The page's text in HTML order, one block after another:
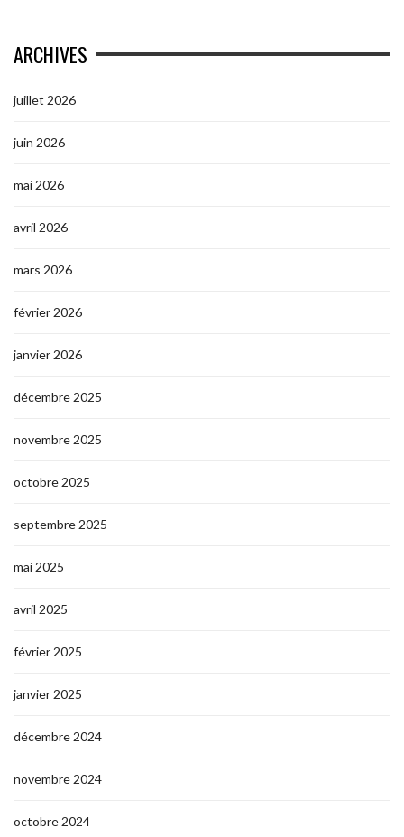
ARCHIVES
juillet 2026
juin 2026
mai 2026
avril 2026
mars 2026
février 2026
janvier 2026
décembre 2025
novembre 2025
octobre 2025
septembre 2025
mai 2025
avril 2025
février 2025
janvier 2025
décembre 2024
novembre 2024
octobre 2024